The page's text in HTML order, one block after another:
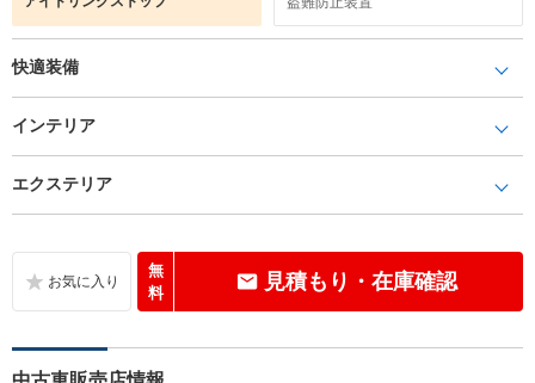
快適装備
インテリア
エクステリア
無
料
見積もり・在庫確認